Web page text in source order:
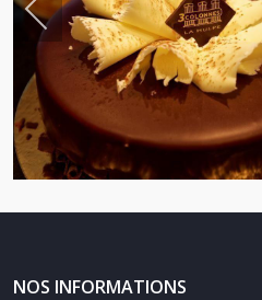
NOS INFORMATIONS